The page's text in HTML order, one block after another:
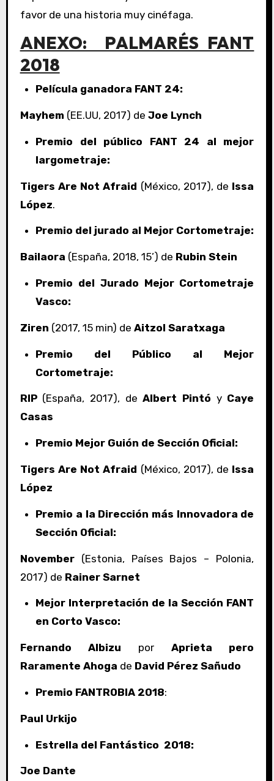
favor de una historia muy cinéfaga.
ANEXO: PALMARÉS FANT
2018
Película ganadora FANT 24:
Mayhem (EE.UU, 2017) de Joe Lynch
Premio del público FANT 24 al mejor
largometraje:
Tigers Are Not Afraid (México, 2017), de Issa
López.
Premio del jurado al Mejor Cortometraje:
Bailaora (España, 2018, 15’) de Rubin Stein
Premio del Jurado Mejor Cortometraje
Vasco:
Ziren (2017, 15 min) de Aitzol Saratxaga
Premio del Público al Mejor
Cortometraje:
RIP (España, 2017), deAlbert Pintó y Caye
Casas
Premio Mejor Guión de Sección Oficial:
Tigers Are Not Afraid (México, 2017), de Issa
López
Premio a la Dirección más Innovadora de
Sección Oficial:
November(Estonia, Países Bajos – Polonia,
2017) de Rainer Sarnet
Mejor Interpretación de la Sección FANT
en Corto Vasco:
Fernando Albizu por Aprieta pero
Raramente Ahoga de David Pérez Sañudo
Premio FANTROBIA 2018:
Paul Urkijo
Estrella del Fantástico 2018:
Joe Dante